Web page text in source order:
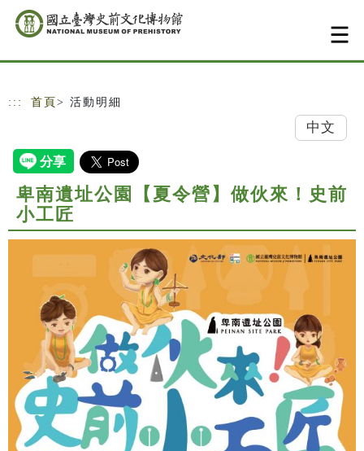
跳到主要內容
網站導覽
::: 首頁 > 活動明細
中文
卑南遺址公園【夏令營】做伙來！史前
小工匠